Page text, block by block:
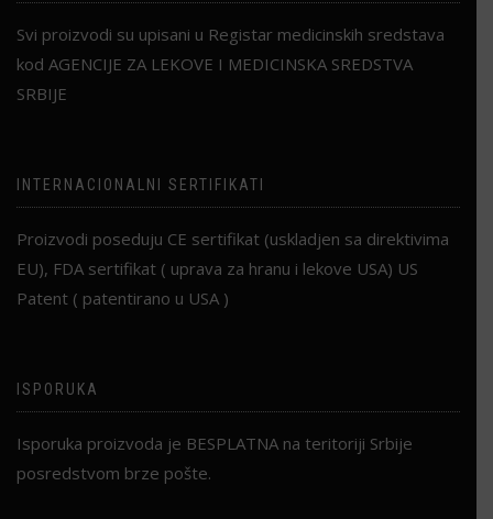
Svi proizvodi su upisani u Registar medicinskih sredstava
kod AGENCIJE ZA LEKOVE I MEDICINSKA SREDSTVA
SRBIJE
INTERNACIONALNI SERTIFIKATI
Proizvodi poseduju CE sertifikat (uskladjen sa direktivima
EU), FDA sertifikat ( uprava za hranu i lekove USA) US
Patent ( patentirano u USA )
ISPORUKA
Isporuka proizvoda je BESPLATNA na teritoriji Srbije
posredstvom brze pošte.